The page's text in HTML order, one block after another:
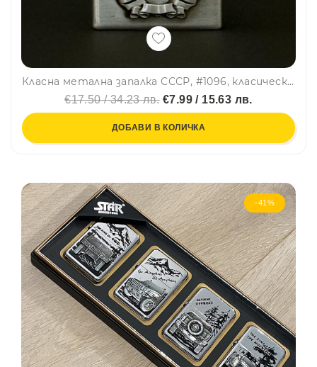
Класна метална запалка СССР, #1096, класически дизайн, на газ с камъче и подаръчна кутия
€17.50 / 34.23 лв.€7.99 / 15.63 лв.
ДОБАВИ В КОЛИЧКА
-41%